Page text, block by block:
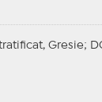
Gresie;